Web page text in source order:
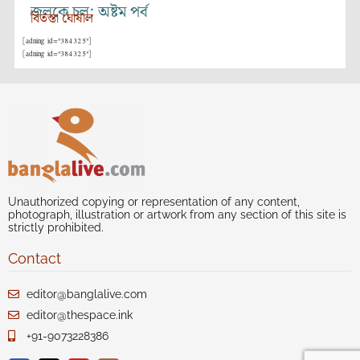
জলকে চল: অষ্টম পর্ব
বিতস্তা ঘোষাল
[adning id="384325"]
[adning id="384325"]
Unauthorized copying or representation of any content,
photograph, illustration or artwork from any section of this site is
strictly prohibited.
Contact
editor@banglalive.com
editor@thespace.ink
+91-9073228386